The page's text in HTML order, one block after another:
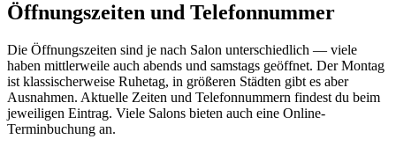
Öffnungszeiten und Telefonnummer
Die Öffnungszeiten sind je nach Salon unterschiedlich — viele
haben mittlerweile auch abends und samstags geöffnet. Der Montag
ist klassischerweise Ruhetag, in größeren Städten gibt es aber
Ausnahmen. Aktuelle Zeiten und Telefonnummern findest du beim
jeweiligen Eintrag. Viele Salons bieten auch eine Online-
Terminbuchung an.